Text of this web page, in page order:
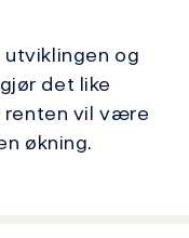
utviklingen og
det like
renten vil være
økning.